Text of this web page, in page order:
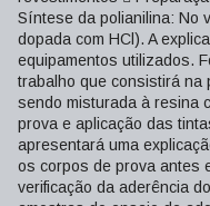
Síntese da polianilina: No
dopada com HCl). A
equipamentos utilizados.
trabalho que consistirá na
sendo misturada à resina
prova e aplicação das
apresentará uma
os corpos de prova antes
verificação da aderência